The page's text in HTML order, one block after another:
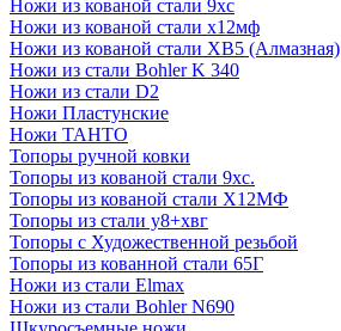
Ножи из кованой стали 9хс
Ножи из кованой стали х12мф
Ножи из кованой стали ХВ5 (Алмазная)
Ножи из стали Bohler K 340
Ножи из стали D2
Ножи Пластунские
Ножи ТАНТО
Топоры ручной ковки
Топоры из кованой стали 9хс.
Топоры из кованой стали Х12МФ
Топоры из стали у8+хвг
Топоры с Художественной резьбой
Топоры из кованной стали 65Г
Ножи из стали Elmax
Ножи из стали Bohler N690